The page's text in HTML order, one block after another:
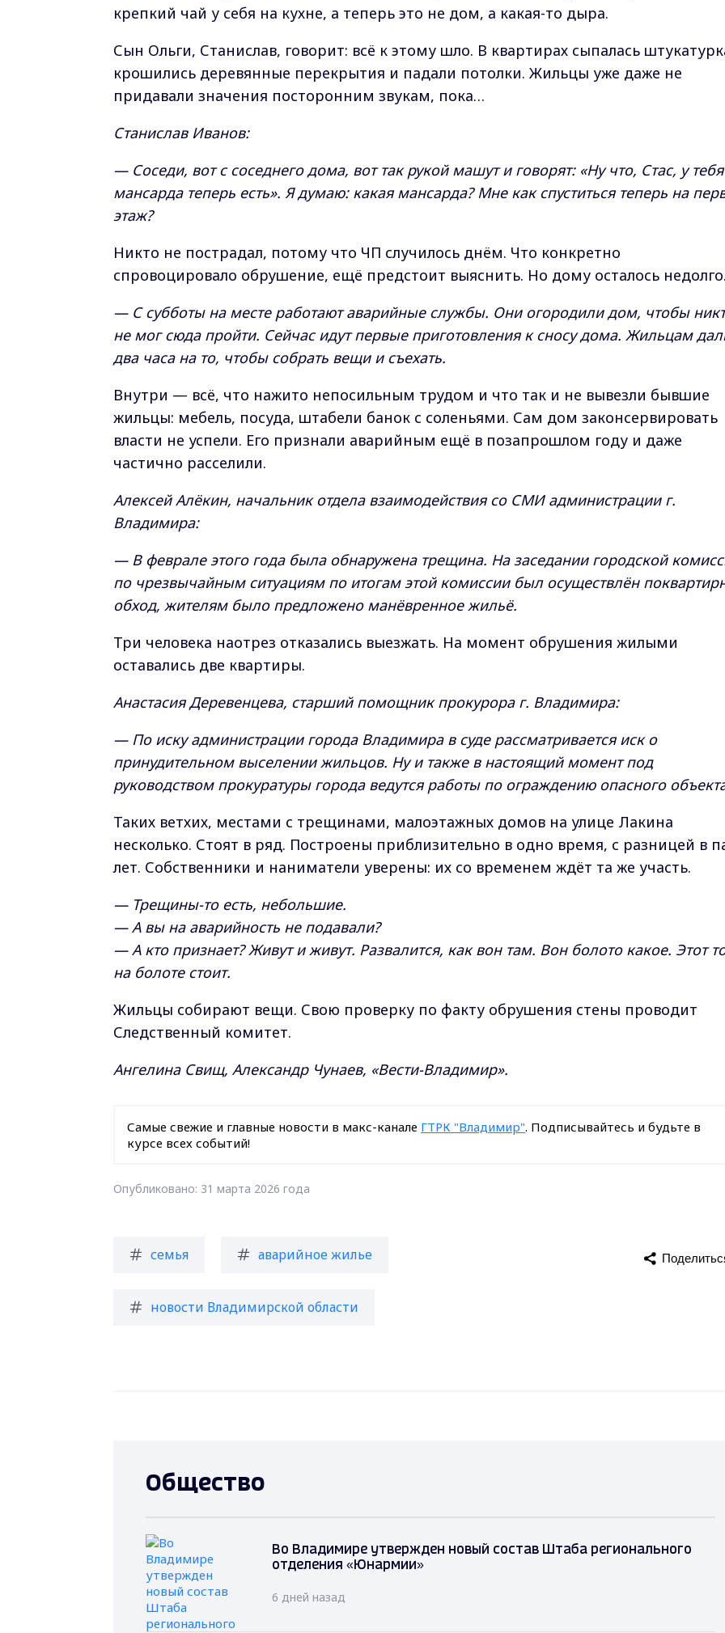
крепкий чай у себя на кухне, а теперь это не дом, а какая-то дыра.
Сын Ольги, Станислав, говорит: всё к этому шло. В квартирах сыпалась
крошились деревянные перекрытия и падали потолки. Жильцы уже даже не
придавали значения посторонним звукам, пока…
Станислав Иванов:
— Соседи, вот с соседнего дома, вот так рукой машут и говорят: «Ну что, Стас, у тебя
мансарда теперь есть». Я думаю: какая мансарда? Мне как спуститься теперь на
этаж?
Никто не пострадал, потому что ЧП случилось днём. Что конкретно
спровоцировало обрушение, ещё предстоит выяснить. Но дому осталось
— С субботы на месте работают аварийные службы. Они огородили дом, чтобы
не мог сюда пройти. Сейчас идут первые приготовления к сносу дома. Жильцам
два часа на то, чтобы собрать вещи и съехать.
Внутри — всё, что нажито непосильным трудом и что так и не вывезли бывшие
жильцы: мебель, посуда, штабели банок с соленьями. Сам дом законсервировать
власти не успели. Его признали аварийным ещё в позапрошлом году и даже
частично расселили.
Алексей Алёкин, начальник отдела взаимодействия со СМИ администрации г.
Владимира:
— В феврале этого года была обнаружена трещина. На заседании городской
по чрезвычайным ситуациям по итогам этой комиссии был осуществлён
обход, жителям было предложено манёвренное жильё.
Три человека наотрез отказались выезжать. На момент обрушения жилыми
оставались две квартиры.
Анастасия Деревенцева, старший помощник прокурора г. Владимира:
— По иску администрации города Владимира в суде рассматривается иск о
принудительном выселении жильцов. Ну и также в настоящий момент под
руководством прокуратуры города ведутся работы по ограждению опасного
Таких ветхих, местами с трещинами, малоэтажных домов на улице Лакина
несколько. Стоят в ряд. Построены приблизительно в одно время, с разницей в
лет. Собственники и наниматели уверены: их со временем ждёт та же участь.
— Трещины-то есть, небольшие.
— А вы на аварийность не подавали?
— А кто признает? Живут и живут. Развалится, как вон там. Вон болото какое. Этот
на болоте стоит.
Жильцы собирают вещи. Свою проверку по факту обрушения стены проводит
Следственный комитет.
Ангелина Свищ, Александр Чунаев, «Вести-Владимир».
Самые свежие и главные новости в макс-канале ГТРК "Владимир". Подписывайтесь и будьте в
курсе всех событий!
Опубликовано: 31 марта 2026 года
семья аварийное жилье
новости Владимирской области
Общество
Во Владимире утвержден новый состав Штаба регионального
отделения «Юнармии»
6 дней назад